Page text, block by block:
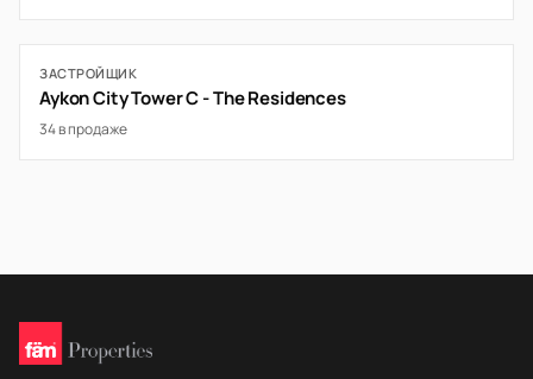
ЗАСТРОЙЩИК
Aykon City Tower C - The Residences
34 в продаже